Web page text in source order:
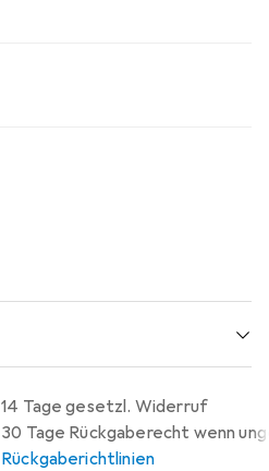
14 Tage gesetzl. Widerruf
30 Tage Rückgaberecht wenn
Rückgaberichtlinien